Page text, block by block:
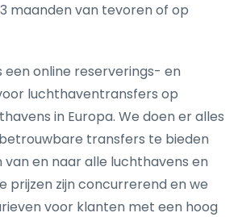
maanden van tevoren of op
een online reserverings- en
luchthaventransfers op
in Europa. We doen er alles
transfers te bieden
en naar alle luchthavens en
prijzen zijn concurrerend en we
voor klanten met een hoog